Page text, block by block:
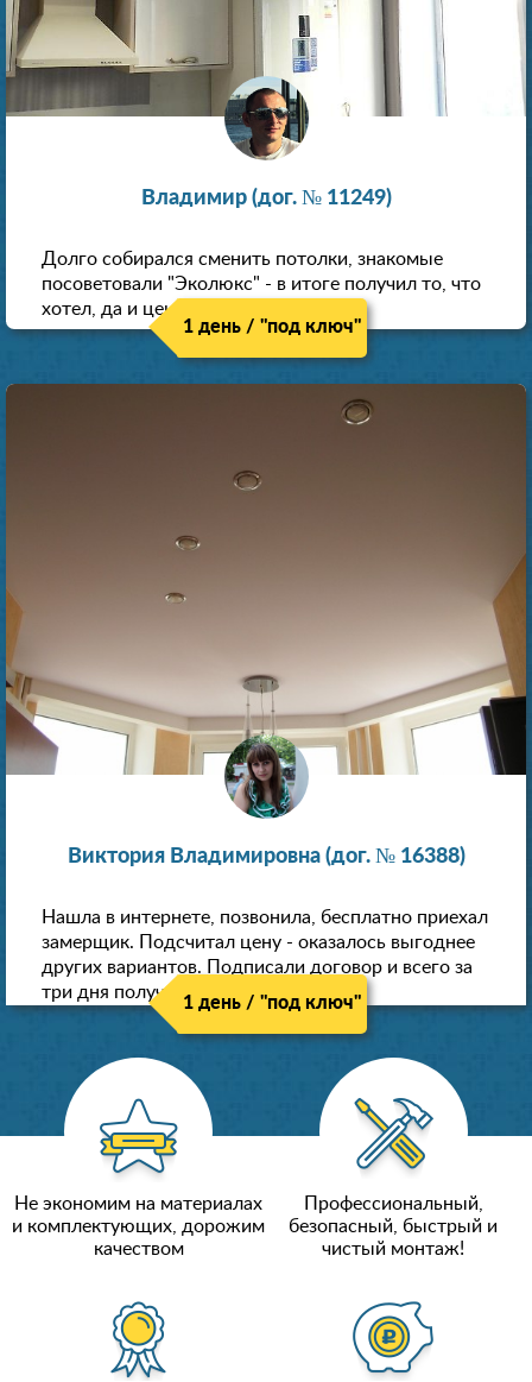
Владимир (дог. № 11249)
Долго собирался сменить потолки, знакомые
посоветовали "Эколюкс" - в итоге получил то, что
хотел, да и цена нормальная.
1 день / "под ключ"
Виктория Владимировна (дог. № 16388)
Нашла в интернете, позвонила, бесплатно приехал
замерщик. Подсчитал цену - оказалось выгоднее
других вариантов. Подписали договор и всего за
три дня получили новые потолки!
1 день / "под ключ"
Не экономим на материалах
и комплектующих, дорожим
качеством
Профессиональный,
безопасный, быстрый и
чистый монтаж!